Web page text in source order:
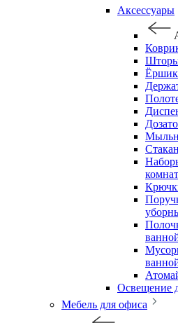
Аксессуары
Шторы
Освещение
Мебель для офиса